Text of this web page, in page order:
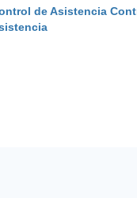
de Asistencia